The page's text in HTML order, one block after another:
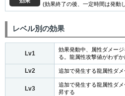
(効果終了の後、一定時間は発動
レベル別の効果
Lv1
効果発動中、属性ダメー
る。龍属性攻撃値がわず
Lv2 追加で発生する龍属性ダ
Lv3
追加で発生する龍属性ダ
昇する